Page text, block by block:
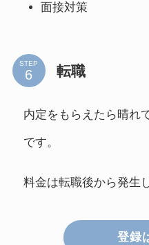
面接対策
STEP 転職
内定をもらえたら晴れ
です。
料金は転職後から発生
登録